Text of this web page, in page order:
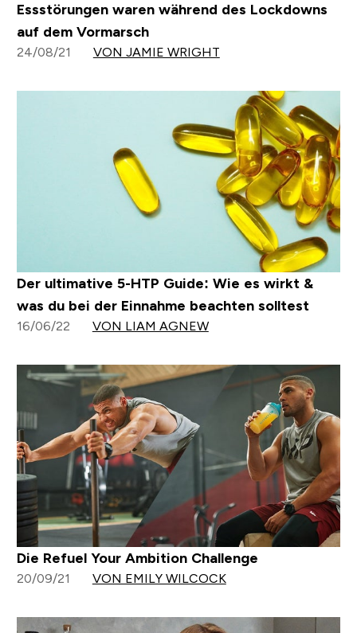
Essstörungen waren während des Lockdowns
auf dem Vormarsch
24/08/21 VON JAMIE WRIGHT
Der ultimative 5-HTP Guide: Wie es wirkt &
was du bei der Einnahme beachten solltest
16/06/22 VON LIAM AGNEW
Die Refuel Your Ambition Challenge
20/09/21 VON EMILY WILCOCK